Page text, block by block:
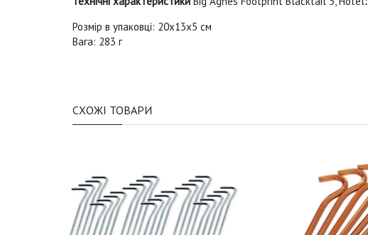
Розмір в упаковці: 20x13x5 см
Вага: 283 г
СХОЖІ ТОВАРИ